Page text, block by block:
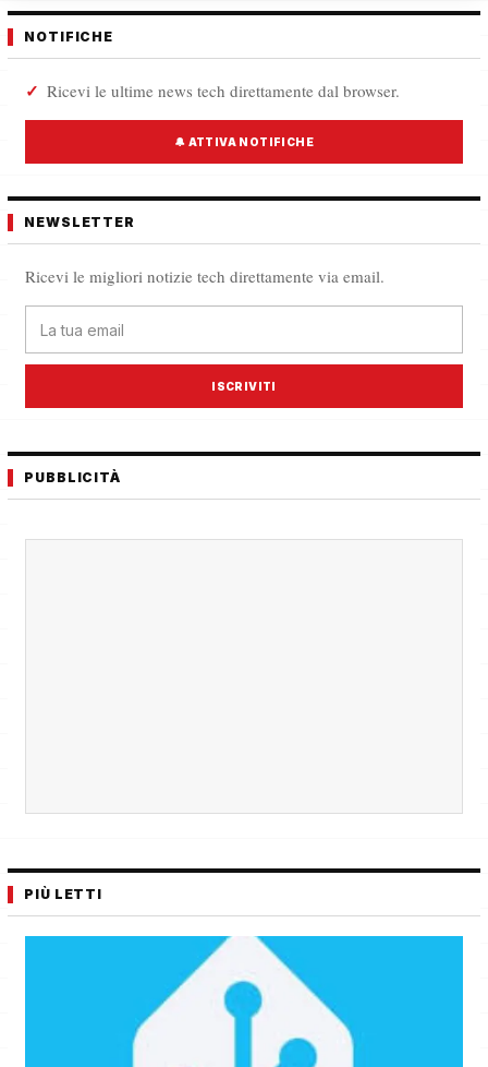
NOTIFICHE
Ricevi le ultime news tech direttamente dal browser.
🔔 ATTIVA NOTIFICHE
NEWSLETTER
Ricevi le migliori notizie tech direttamente via email.
ISCRIVITI
PUBBLICITÀ
PIÙ LETTI